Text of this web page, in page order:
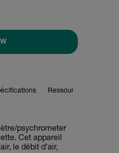
Ressources Et
psychrometer
Cet appareil
le débit d’air,